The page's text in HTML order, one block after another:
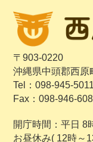
〒903-0220
沖縄県中頭郡西原
Tel：098-945-5011
Fax：098-946-
開庁時間：平日
お昼休み( 12時～